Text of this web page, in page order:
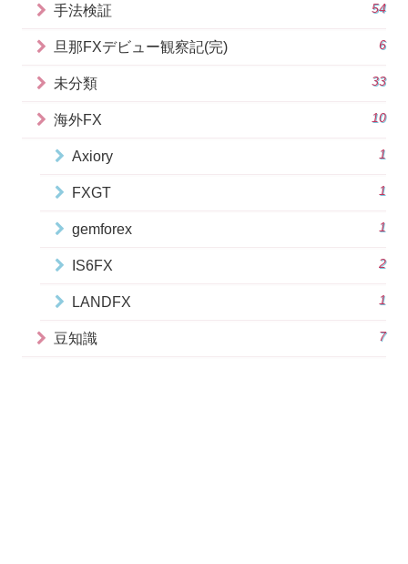
手法検証 54
旦那FXデビュー観察記(完) 6
未分類 33
海外FX 10
Axiory 1
FXGT 1
gemforex 1
IS6FX 2
LANDFX 1
豆知識 7